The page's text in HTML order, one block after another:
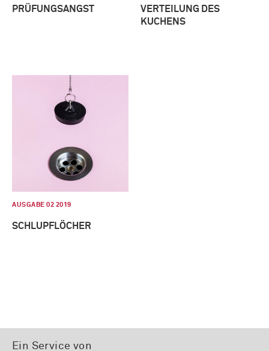
PRÜFUNGSANGST
VERTEILUNG DES
KUCHENS
AUSGABE 02 2019
SCHLUPFLÖCHER
Ein Service von